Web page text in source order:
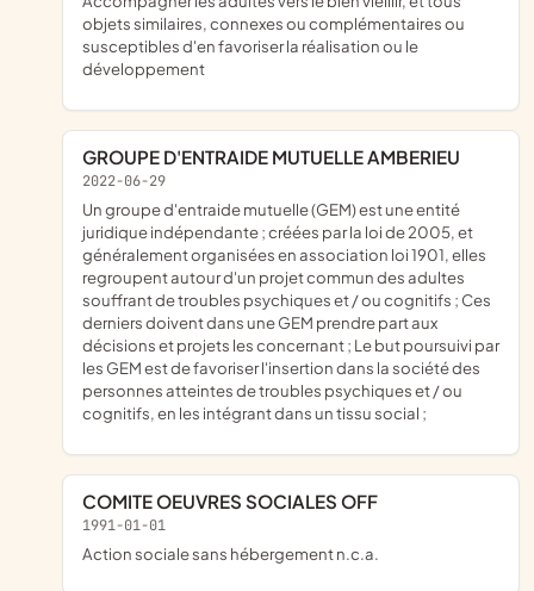
objets similaires, connexes ou complémentaires ou
susceptibles d'en favoriser la réalisation ou le
développement
GROUPE D'ENTRAIDE MUTUELLE AMBERIEU
2022-06-29
un groupe d'entraide mutuelle (GEM) est une entité
juridique indépendante ; créées par la loi de 2005, et
généralement organisées en association loi 1901, elles
regroupent autour d'un projet commun des adultes
souffrant de troubles psychiques et / ou cognitifs ; Ces
derniers doivent dans une GEM prendre part aux
décisions et projets les concernant ; Le but poursuivi par
les GEM est de favoriser l'insertion dans la société des
personnes atteintes de troubles psychiques et / ou
cognitifs, en les intégrant dans un tissu social ;
COMITE OEUVRES SOCIALES OFF
1991-01-01
Action sociale sans hébergement n.c.a.